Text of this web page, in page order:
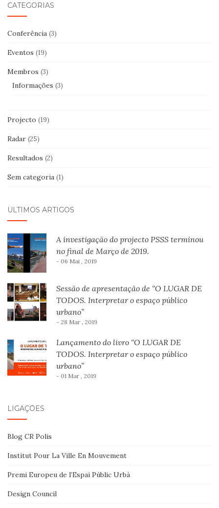
CATEGORIAS
Conferência (3)
Eventos (19)
Membros (3)
Informações (3)
Projecto (19)
Radar (25)
Resultados (2)
Sem categoria (1)
ÚLTIMOS ARTIGOS
A investigação do projecto PSSS terminou
no final de Março de 2019.
- 06 Mai , 2019
Sessão de apresentação de “O LUGAR DE
TODOS. Interpretar o espaço público
urbano”
- 28 Mar , 2019
Lançamento do livro “O LUGAR DE
TODOS. Interpretar o espaço público
urbano”
- 01 Mar , 2019
LIGAÇÕES
Blog CR Polis
Institut Pour La Ville En Mouvement
Premi Europeu de l’Espai Públic Urbà
Design Council